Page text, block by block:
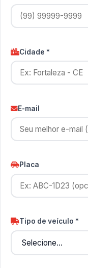
Cidade *
E-mail
Placa
Tipo de veículo *